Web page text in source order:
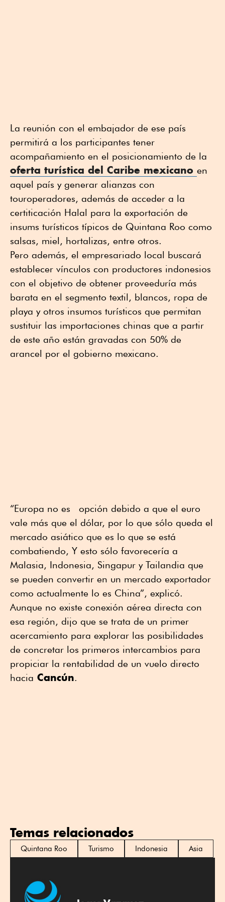
La reunión con el embajador de ese país
permitirá a los participantes tener
acompañamiento en el posicionamiento de la
oferta turística del Caribe mexicano en
aquel país y generar alianzas con
touroperadores, además de acceder a la
certiticación Halal para la exportación de
insums turísticos típicos de Quintana Roo como
salsas, miel, hortalizas, entre otros.
Pero además, el empresariado local buscará
establecer vínculos con productores indonesios
con el objetivo de obtener proveeduría más
barata en el segmento textil, blancos, ropa de
playa y otros insumos turísticos que permitan
sustituir las importaciones chinas que a partir
de este año están gravadas con 50% de
arancel por el gobierno mexicano.
“Europa no es opción debido a que el euro
vale más que el dólar, por lo que sólo queda el
mercado asiático que es lo que se está
combatiendo, Y esto sólo favorecería a
Malasia, Indonesia, Singapur y Tailandia que
se pueden convertir en un mercado exportador
como actualmente lo es China”, explicó.
Aunque no existe conexión aérea directa con
esa región, dijo que se trata de un primer
acercamiento para explorar las posibilidades
de concretar los primeros intercambios para
propiciar la rentabilidad de un vuelo directo
hacia Cancún.
Temas relacionados
Quintana Roo Turismo Indonesia Asia